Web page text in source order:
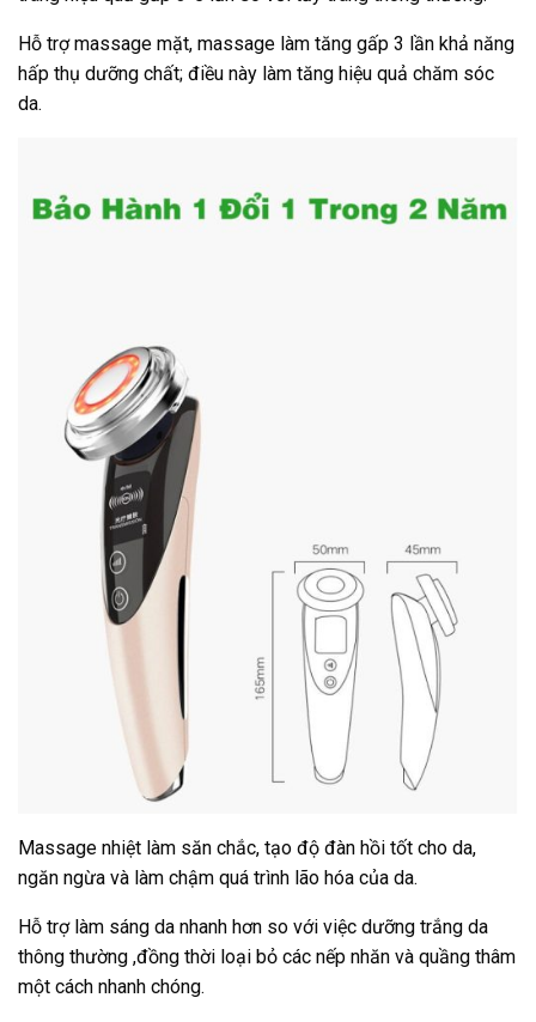
Hỗ trợ massage mặt, massage làm tăng gấp 3 lần khả năng
hấp thụ dưỡng chất; điều này làm tăng hiệu quả chăm sóc
da.
Massage nhiệt làm săn chắc, tạo độ đàn hồi tốt cho da,
ngăn ngừa và làm chậm quá trình lão hóa của da.
Hỗ trợ làm sáng da nhanh hơn so với việc dưỡng trắng da
thông thường ,đồng thời loại bỏ các nếp nhăn và quầng thâm
một cách nhanh chóng.